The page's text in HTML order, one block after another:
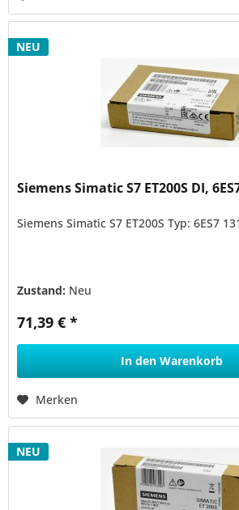
NEU
Siemens Simatic S7 ET200S DI,
Siemens Simatic S7 ET200S Typ: 6ES7
Zustand: Neu
71,39 € *
In den Warenkorb
Merken
NEU